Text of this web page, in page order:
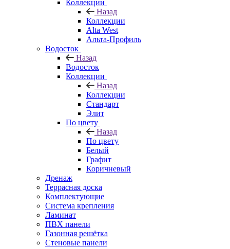
Коллекции
Назад
Коллекции
Alta West
Альта-Профиль
Водосток
Назад
Водосток
Коллекции
Назад
Коллекции
Стандарт
Элит
По цвету
Назад
По цвету
Белый
Графит
Коричневый
Дренаж
Террасная доска
Комплектующие
Система крепления
Ламинат
ПВХ панели
Газонная решётка
Стеновые панели